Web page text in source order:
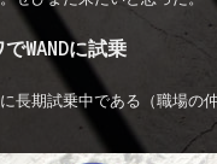
WANDに試乗
長期試乗中である（職場の